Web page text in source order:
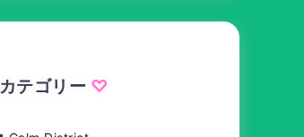
カテゴリー